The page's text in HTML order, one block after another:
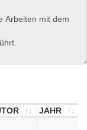
JAHR